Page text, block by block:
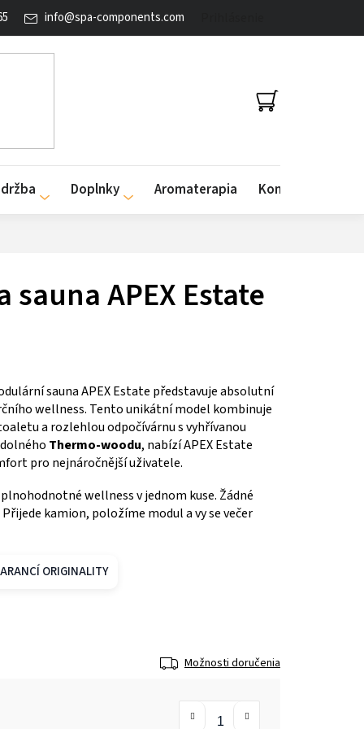
info@spa-components.com
NÁKUPNÝ
KOŠÍK
Doplnky Aromaterapia Kontakty
APEX Estate
sauna APEX Estate představuje absolutní
wellness. Tento unikátní model kombinuje
a rozlehlou odpočívárnu s vyhřívanou
Thermo-woodu, nabízí APEX Estate
pro nejnáročnější uživatele.
wellness v jednom kuse. Žádné
kamion, položíme modul a vy se večer
ORIGINALITY
Možnosti doručenia